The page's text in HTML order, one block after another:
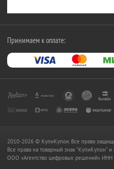
Принимаем к оплате:
2010-2026 © КупиКупон. Все права
Все права на товарный знак "КупиКупон"
OOO «Агентство цифровых решений»